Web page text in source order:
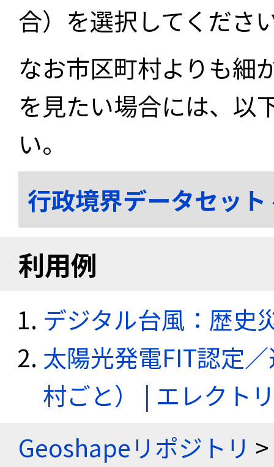
合）を選択してくださ
なお市区町村よりも細
を見たい場合には、以
い。
行政境界データセッ
利用例
デジタル台風：歴史
太陽光発電FIT認定
村ごと） | エレクト
Geoshapeリポジトリ >